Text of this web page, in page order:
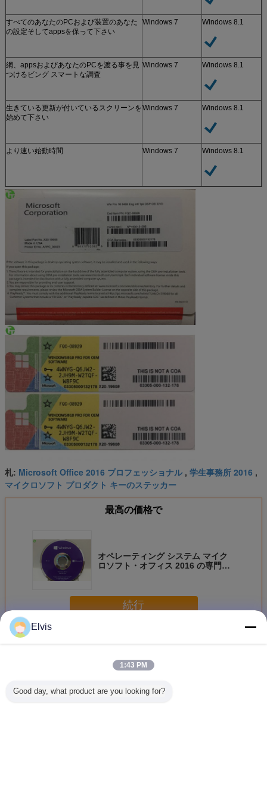
すべてのあなたのPCおよび装置のあなた
の設定そしてappsを保って下さい
Windows 7 Windows 8.1
網、appsおよびあなたのPCを渡る事を見
つけるビング スマートな調査
Windows 7 Windows 8.1
生きている更新が付いているスクリーンを
始めて下さい
Windows 7 Windows 8.1
より速い始動時間 Windows 7 Windows 8.1
札: Microsoft Office 2016 プロフェッショナル, 学生事務所 2016 ,
マイクロソフト プロダクト キーのステッカー
最高の価格で
オペレーティング システム マイク
ロソフト・オフィス 2016 の専門家
続行
多くその他のソフトウェア
Elvis
1:43 PM
Good day, what product are you looking for?